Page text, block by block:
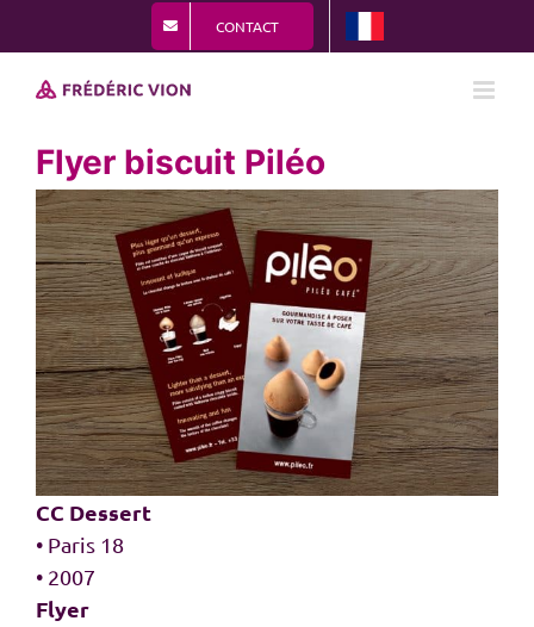
au
contenu
CONTACT
Flyer biscuit Piléo
View
Larger
Image
CC Dessert
• Paris 18
• 2007
Flyer